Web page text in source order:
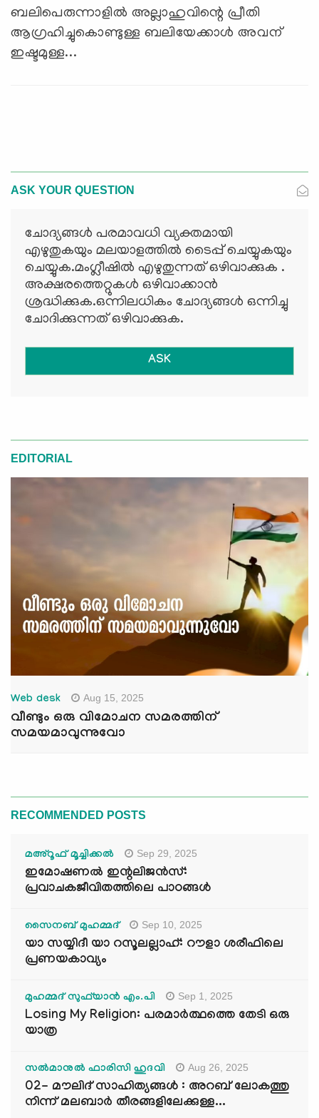
ബലിപെരുന്നാളില്‍ അല്ലാഹുവിന്റെ പ്രീതി
ആഗ്രഹിച്ചുകൊണ്ടുള്ള ബലിയേക്കാള്‍ അവന്
ഇഷ്ടമുള്ള...
ASK YOUR QUESTION
ചോദ്യങ്ങള്‍ പരമാവധി വ്യക്തമായി
എഴുതുകയും മലയാളത്തില്‍ ടൈപ്പ് ചെയ്യുകയും
ചെയ്യുക.മംഗ്ലീഷില്‍ എഴുതുന്നത് ഒഴിവാക്കുക .
അക്ഷരത്തെറ്റുകള്‍ ഒഴിവാക്കാന്‍
ശ്രദ്ധിക്കുക.ഒന്നിലധികം ചോദ്യങ്ങള്‍ ഒന്നിച്ചു
ചോദിക്കുന്നത് ഒഴിവാക്കുക.
ASK
EDITORIAL
Web desk Aug 15, 2025
വീണ്ടും ഒരു വിമോചന സമരത്തിന്
സമയമാവുന്നുവോ
RECOMMENDED POSTS
മഅ്റൂഫ് മൂച്ചിക്കല്‍ Sep 29, 2025
ഇമോഷണൽ ഇന്റലിജൻസ്:
പ്രവാചകജീവിതത്തിലെ പാഠങ്ങൾ
സൈനബ് മുഹമ്മദ് Sep 10, 2025
യാ സയ്യിദീ യാ റസൂലല്ലാഹ്: റൗളാ ശരീഫിലെ
പ്രണയകാവ്യം
മുഹമ്മദ് സുഫ്‌യാൻ എം.പി Sep 1, 2025
Losing My Religion: പരമാർത്ഥത്തെ തേടി ഒരു
യാത്ര
സൽമാനുൽ ഫാരിസി ഹുദവി Aug 26, 2025
02- മൗലിദ് സാഹിത്യങ്ങൾ : അറബ് ലോകത്തു
നിന്ന് മലബാർ തീരങ്ങളിലേക്കുള്ള...